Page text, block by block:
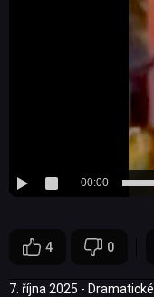
00:00
4 0
7. října 2025 -